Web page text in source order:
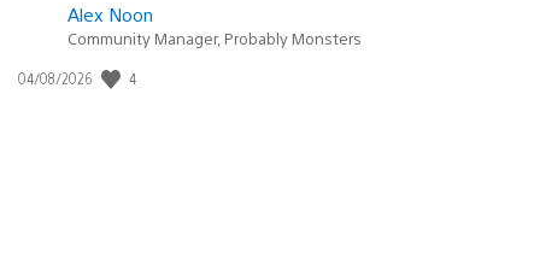
Alex Noon
Community Manager, Probably Monsters
Date
04/08/2026 4